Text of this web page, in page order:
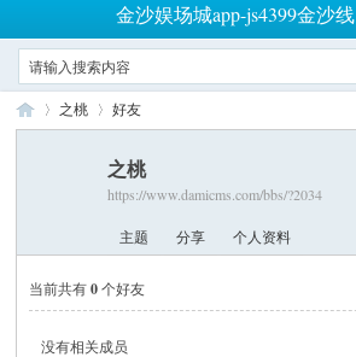
金沙娱场城app-js4399金沙线
之桃 好友
之桃
https://www.damicms.com/bbs/?2034
主题 分享 个人资料
当前共有0个好友
没有相关成员